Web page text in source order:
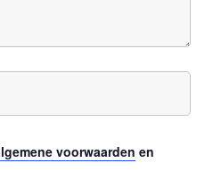
voorwaarden en